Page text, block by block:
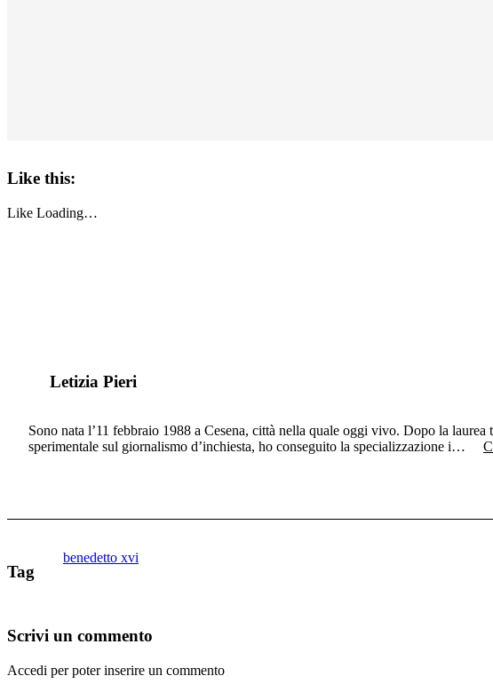
Like this:
Like Loading…
Letizia Pieri
Sono nata l’11 febbraio 1988 a Cesena, città nella quale oggi vivo. Dopo la
sperimentale sul giornalismo d’inchiesta, ho conseguito la specializzazione i…
Tag
benedetto xvi
Scrivi un commento
Accedi per poter inserire un commento